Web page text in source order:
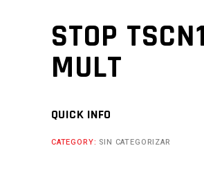
STOP
MULT
QUICK INFO
CATEGORY: SIN CATEGORIZAR